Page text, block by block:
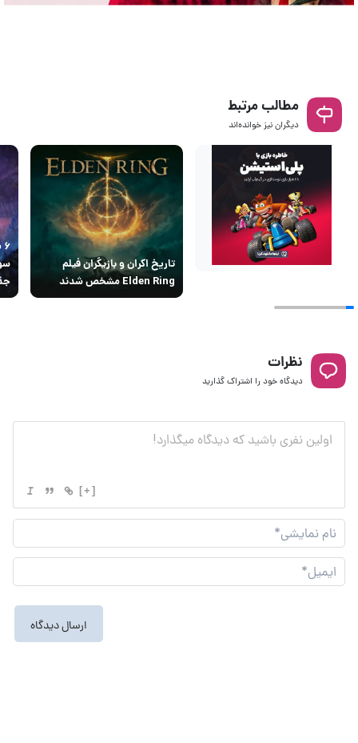
مطالب مرتبط
دیگران نیز خوانده‌اند
تاریخ اکران و بازیگران فیلم
Elden Ring مشخص شدند
نظرات
دیدگاه خود را اشتراک گذارید
[+]
نام